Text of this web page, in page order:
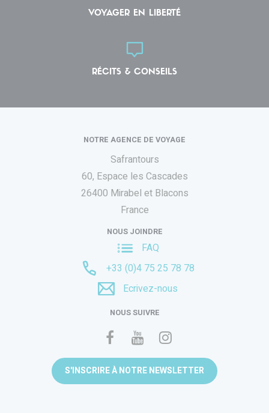
VOYAGER EN LIBERTÉ
RÉCITS & CONSEILS
NOTRE AGENCE DE VOYAGE
Safrantours
60, Espace les Cascades
26400 Mirabel et Blacons
France
NOUS JOINDRE
FAQ
+33 (0)4 75 25 78 78
Ecrivez-nous
NOUS SUIVRE
S'INSCRIRE À NOTRE NEWSLETTER